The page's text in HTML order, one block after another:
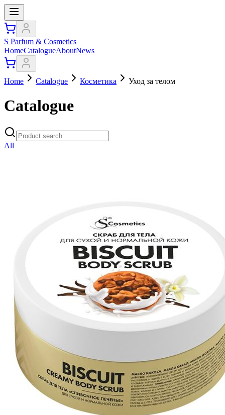
S Parfum & Cosmetics
HomeCatalogueAboutNews
Home Catalogue Косметика Уход за телом
Catalogue
All